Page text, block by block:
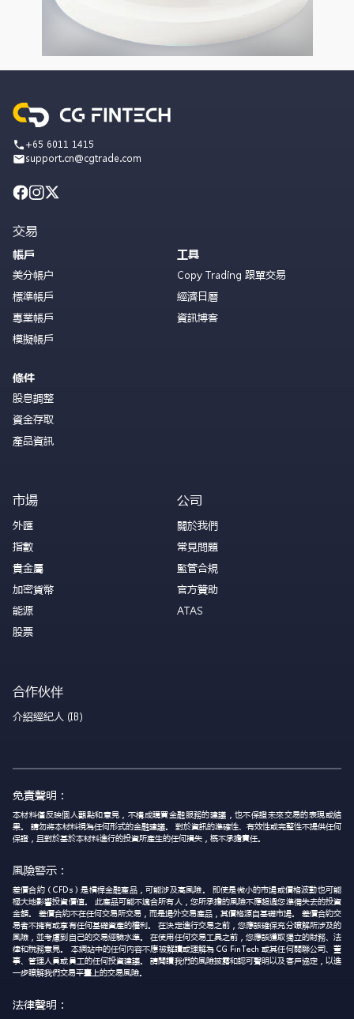
+65 6011 1415
support.cn@cgtrade.com
交易
帳戶
美分帳户
標準帳戶
專業帳戶
模擬帳戶
條件
股息調整
資金存取
產品資訊
工具
Copy Trading 跟單交易
經濟日曆
資訊博客
市場
外匯
指數
貴金屬
加密貨幣
能源
股票
公司
關於我們
常見問題
監管合規
官方贊助
ATAS
合作伙伴
介紹經紀人 (IB)
免責聲明：
本材料僅反映個人觀點和意見，不構成購買金融服務的建議，也不保證未來交易的表現或結
果。 請勿將本材料視為任何形式的金融建議。 對於資訊的準確性、有效性或完整性不提供任何
保證，且對於基於本材料進行的投資所產生的任何損失，概不承擔責任。
風險警示：
差價合約（CFDs）是槓桿金融產品，可能涉及高風險。 即使是微小的市場或價格波動也可能
極大地影響投資價值。 此產品可能不適合所有人，您所承擔的風險不應超過您準備失去的投資
金額。 差價合約不在任何交易所交易，而是場外交易產品，其價格源自基礎市場。 差價合約交
易者不擁有或享有任何基礎資產的權利。 在決定進行交易之前，您應該確保充分瞭解所涉及的
風險，並考慮到自己的交易經驗水準。 在使用任何交易工具之前，您應該獲取獨立的財務、法
律和稅務意見。 本網站中的任何內容不應被解讀或理解為 CG FinTech 或其任何關聯公司、董
事、管理人員或員工的任何投資建議。 請閱讀我們的風險披露和認可聲明以及客戶協定，以進
一步瞭解我們交易平臺上的交易風險。
法律聲明：